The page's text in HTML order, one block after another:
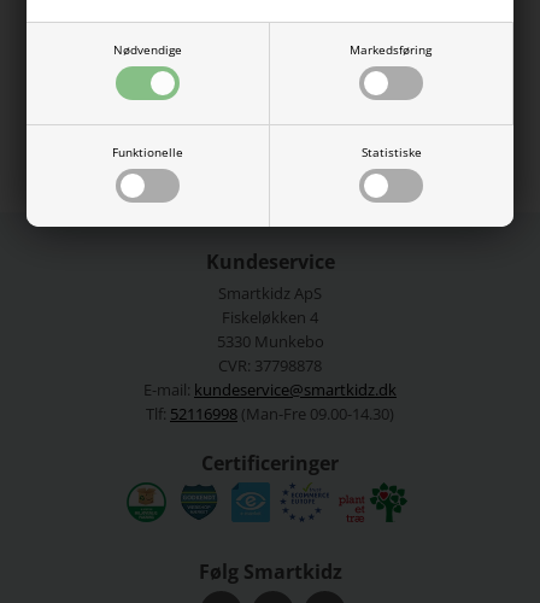
Nødvendige Markedsføring
Funktionelle Statistiske
100% polyester.
ONLY KIDS
Kundeservice
Smartkidz ApS
Fiskeløkken 4
5330 Munkebo
CVR: 37798878
E-mail: kundeservice@smartkidz.dk
Tlf: 52116998 (Man-Fre 09.00-14.30)
Certificeringer
Følg Smartkidz